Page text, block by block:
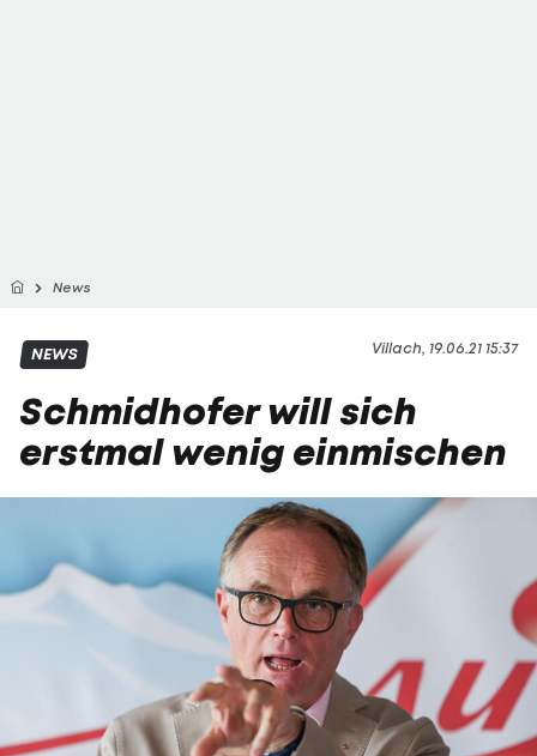
News
Villach, 19.06.21 15:37
NEWS
Schmidhofer will sich
erstmal wenig einmischen